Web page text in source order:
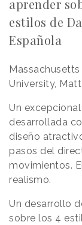
aprender
estilos de
Española
University,
Un
desarrollada
diseño
pasos del
movimientos.
realismo.
Un desarrollo
sobre los 4